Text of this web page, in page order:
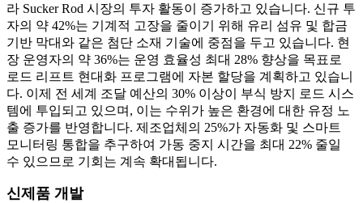
라 Sucker Rod 시장의 투자 활동이 증가하고 있습니다. 신규 투
자의 약 42%는 기계적 고장을 줄이기 위해 유리 섬유 및 합금
기반 막대와 같은 첨단 소재 기술에 중점을 두고 있습니다. 현
장 운영자의 약 36%는 운영 효율성 최대 28% 향상을 목표로
로드 리프트 현대화 프로그램에 자본 할당을 계획하고 있습니
다. 이제 전 세계 조달 예산의 30% 이상이 부식 방지 로드 시스
템에 투입되고 있으며, 이는 수위가 높은 환경에 대한 유정 노
출 증가를 반영합니다. 제조업체의 25%가 자동화 및 스마트
모니터링 통합을 추구하여 가동 중지 시간을 최대 22% 줄일
수 있으므로 기회는 계속 확대됩니다.
신제품 개발